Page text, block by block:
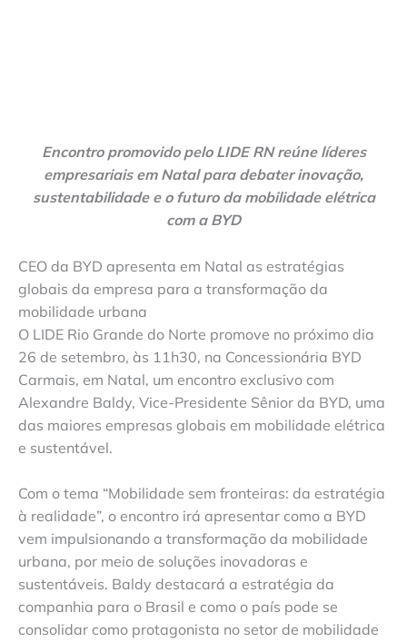
Encontro promovido pelo LIDE RN reúne líderes
empresariais em Natal para debater inovação,
sustentabilidade e o futuro da mobilidade elétrica
com a BYD
CEO da BYD apresenta em Natal as estratégias
globais da empresa para a transformação da
mobilidade urbana
O LIDE Rio Grande do Norte promove no próximo dia
26 de setembro, às 11h30, na Concessionária BYD
Carmais, em Natal, um encontro exclusivo com
Alexandre Baldy, Vice-Presidente Sênior da BYD, uma
das maiores empresas globais em mobilidade elétrica
e sustentável.
Com o tema “Mobilidade sem fronteiras: da estratégia
à realidade”, o encontro irá apresentar como a BYD
vem impulsionando a transformação da mobilidade
urbana, por meio de soluções inovadoras e
sustentáveis. Baldy destacará a estratégia da
companhia para o Brasil e como o país pode se
consolidar como protagonista no setor de mobilidade